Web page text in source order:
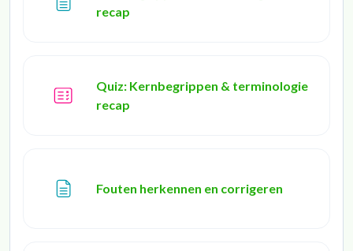
recap
Quiz: Kernbegrippen & terminologie
recap
Fouten herkennen en corrigeren